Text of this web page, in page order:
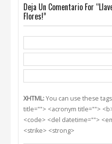
Deja Un Comentario For
Flores!”
XHTML:You can use these
title=""> <acronym title="">
<code> <del datetime="">
<strike> <strong>